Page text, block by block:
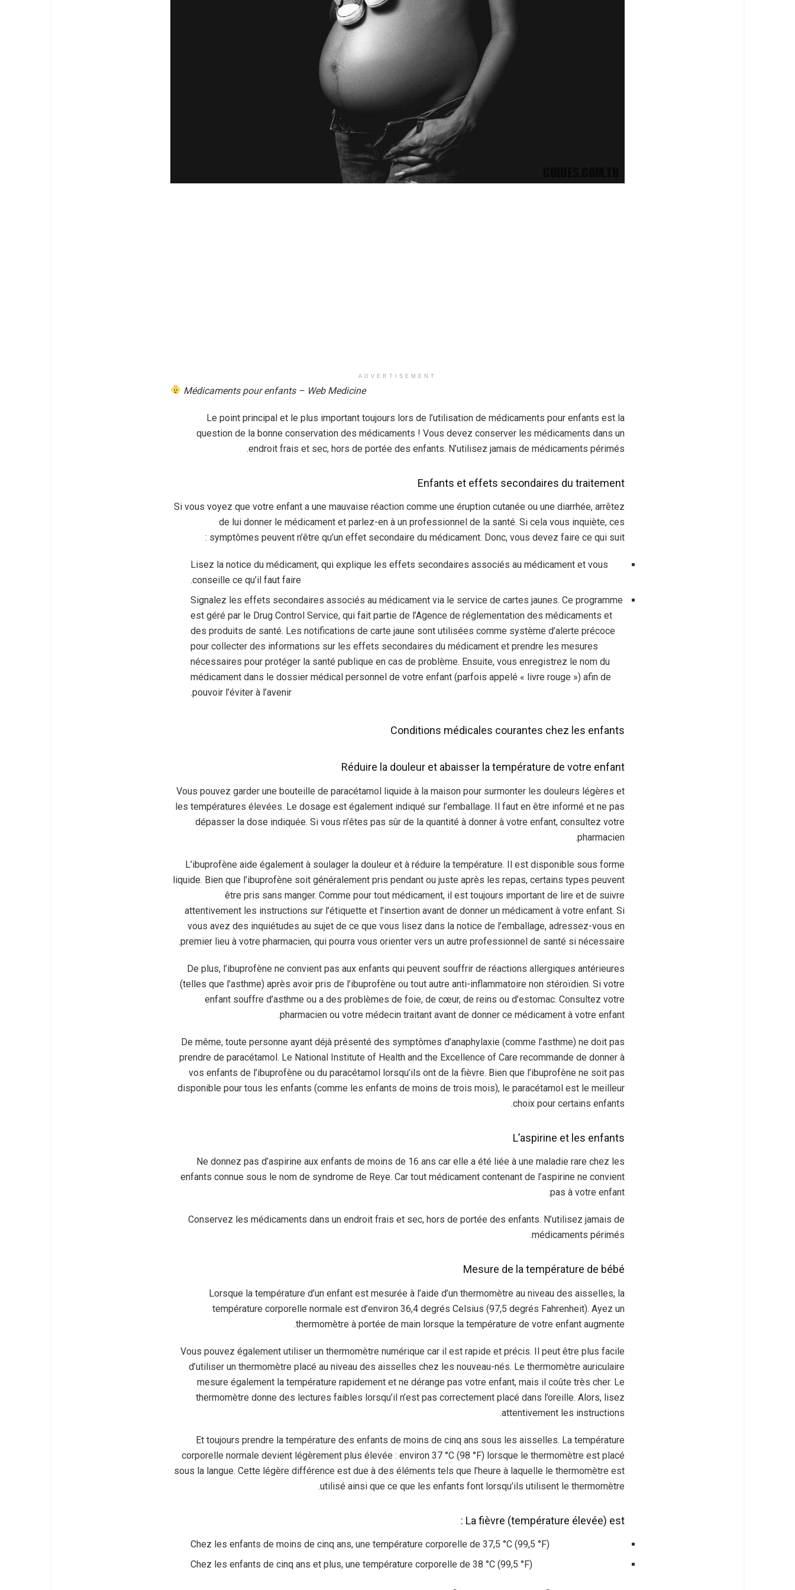
ADVERTISEMENT
Médicaments pour enfants – Web Medicine
Le point principal et le plus important toujours lors de l’utilisation de médicaments pour enfants est la
question de la bonne conservation des médicaments ! Vous devez conserver les médicaments dans un
endroit frais et sec, hors de portée des enfants. N’utilisez jamais de médicaments périmés.
Enfants et effets secondaires du traitement
Si vous voyez que votre enfant a une mauvaise réaction comme une éruption cutanée ou une diarrhée, arrêtez
de lui donner le médicament et parlez-en à un professionnel de la santé. Si cela vous inquiète, ces
symptômes peuvent n’être qu’un effet secondaire du médicament. Donc, vous devez faire ce qui suit :
Lisez la notice du médicament, qui explique les effets secondaires associés au médicament et vous
conseille ce qu’il faut faire.
Signalez les effets secondaires associés au médicament via le service de cartes jaunes. Ce programme
est géré par le Drug Control Service, qui fait partie de l’Agence de réglementation des médicaments et
des produits de santé. Les notifications de carte jaune sont utilisées comme système d’alerte précoce
pour collecter des informations sur les effets secondaires du médicament et prendre les mesures
nécessaires pour protéger la santé publique en cas de problème. Ensuite, vous enregistrez le nom du
médicament dans le dossier médical personnel de votre enfant (parfois appelé « livre rouge ») afin de
pouvoir l’éviter à l’avenir.
Conditions médicales courantes chez les enfants
Réduire la douleur et abaisser la température de votre enfant
Vous pouvez garder une bouteille de paracétamol liquide à la maison pour surmonter les douleurs légères et
les températures élevées. Le dosage est également indiqué sur l’emballage. Il faut en être informé et ne pas
dépasser la dose indiquée. Si vous n’êtes pas sûr de la quantité à donner à votre enfant, consultez votre
pharmacien.
L’ibuprofène aide également à soulager la douleur et à réduire la température. Il est disponible sous forme
liquide. Bien que l’ibuprofène soit généralement pris pendant ou juste après les repas, certains types peuvent
être pris sans manger. Comme pour tout médicament, il est toujours important de lire et de suivre
attentivement les instructions sur l’étiquette et l’insertion avant de donner un médicament à votre enfant. Si
vous avez des inquiétudes au sujet de ce que vous lisez dans la notice de l’emballage, adressez-vous en
premier lieu à votre pharmacien, qui pourra vous orienter vers un autre professionnel de santé si nécessaire.
De plus, l’ibuprofène ne convient pas aux enfants qui peuvent souffrir de réactions allergiques antérieures
(telles que l’asthme) après avoir pris de l’ibuprofène ou tout autre anti-inflammatoire non stéroïdien. Si votre
enfant souffre d’asthme ou a des problèmes de foie, de cœur, de reins ou d’estomac. Consultez votre
pharmacien ou votre médecin traitant avant de donner ce médicament à votre enfant.
De même, toute personne ayant déjà présenté des symptômes d’anaphylaxie (comme l’asthme) ne doit pas
prendre de paracétamol. Le National Institute of Health and the Excellence of Care recommande de donner à
vos enfants de l’ibuprofène ou du paracétamol lorsqu’ils ont de la fièvre. Bien que l’ibuprofène ne soit pas
disponible pour tous les enfants (comme les enfants de moins de trois mois), le paracétamol est le meilleur
choix pour certains enfants.
L’aspirine et les enfants
Ne donnez pas d’aspirine aux enfants de moins de 16 ans car elle a été liée à une maladie rare chez les
enfants connue sous le nom de syndrome de Reye. Car tout médicament contenant de l’aspirine ne convient
pas à votre enfant.
Conservez les médicaments dans un endroit frais et sec, hors de portée des enfants. N’utilisez jamais de
médicaments périmés.
Mesure de la température de bébé
Lorsque la température d’un enfant est mesurée à l’aide d’un thermomètre au niveau des aisselles, la
température corporelle normale est d’environ 36,4 degrés Celsius (97,5 degrés Fahrenheit). Ayez un
thermomètre à portée de main lorsque la température de votre enfant augmente.
Vous pouvez également utiliser un thermomètre numérique car il est rapide et précis. Il peut être plus facile
d’utiliser un thermomètre placé au niveau des aisselles chez les nouveau-nés. Le thermomètre auriculaire
mesure également la température rapidement et ne dérange pas votre enfant, mais il coûte très cher. Le
thermomètre donne des lectures faibles lorsqu’il n’est pas correctement placé dans l’oreille. Alors, lisez
attentivement les instructions.
Et toujours prendre la température des enfants de moins de cinq ans sous les aisselles. La température
corporelle normale devient légèrement plus élevée : environ 37 °C (98 °F) lorsque le thermomètre est placé
sous la langue. Cette légère différence est due à des éléments tels que l’heure à laquelle le thermomètre est
utilisé ainsi que ce que les enfants font lorsqu’ils utilisent le thermomètre.
La fièvre (température élevée) est :
Chez les enfants de moins de cinq ans, une température corporelle de 37,5 °C (99,5 °F)
Chez les enfants de cinq ans et plus, une température corporelle de 38 °C (99,5 °F)